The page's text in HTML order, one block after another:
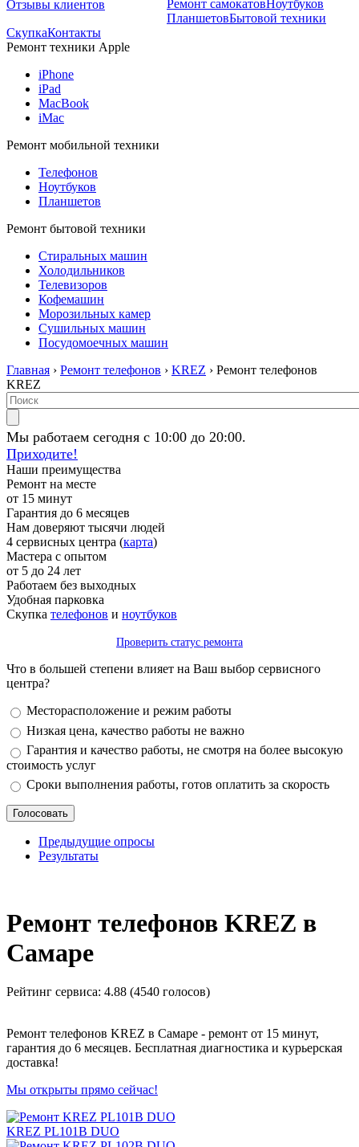
Отзывы клиентов
Ремонт самокатовНоутбуков
ПланшетовБытовой техники
СкупкаКонтакты
Ремонт техники Apple
iPhone
iPad
MacBook
iMac
Ремонт мобильной техники
Телефонов
Ноутбуков
Планшетов
Ремонт бытовой техники
Стиральных машин
Холодильников
Телевизоров
Кофемашин
Морозильных камер
Сушильных машин
Посудомоечных машин
Главная › Ремонт телефонов › KREZ › Ремонт телефонов
KREZ
Мы работаем сегодня с 10:00 до 20:00.
Приходите!
Наши преимущества
Ремонт на месте
от 15 минут
Гарантия до 6 месяцев
Нам доверяют тысячи людей
4 сервисных центра (карта)
Мастера с опытом
от 5 до 24 лет
Работаем без выходных
Удобная парковка
Скупка телефонов и ноутбуков
Проверить статус ремонта
Что в большей степени влияет на Ваш выбор сервисного
центра?
Варианты
Месторасположение и режим работы
Низкая цена, качество работы не важно
Гарантия и качество работы, не смотря на более высокую
стоимость услуг
Сроки выполнения работы, готов оплатить за скорость
Предыдущие опросы
Результаты
Ремонт телефонов KREZ в
Самаре
Рейтинг сервиса: 4.88 (4540 голосов)
Ремонт телефонов KREZ в Самаре - ремонт от 15 минут,
гарантия до 6 месяцев. Бесплатная диагностика и курьерская
доставка!
Мы открыты прямо сейчас!
KREZ PL101B DUO